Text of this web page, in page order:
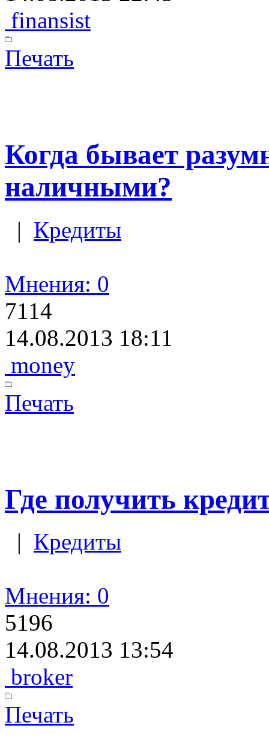
finansist
Печать
Когда бывает
наличными?
| Кредиты
Мнения: 0
7114
14.08.2013 18:11
money
Печать
Где получить
| Кредиты
Мнения: 0
5196
14.08.2013 13:54
broker
Печать